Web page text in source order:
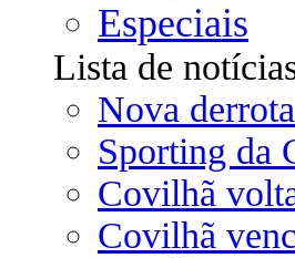
Especiais
Lista de
Nova
Sporting da
Covilhã
Covilhã